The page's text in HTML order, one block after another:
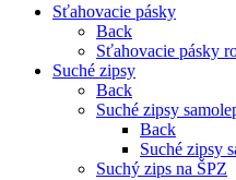
Sťahovacie pásky
Back
Sťahovacie pásky
Suché zipsy
Back
Suché zipsy
Back
Suché zipsy
Suchý zips na ŠPZ